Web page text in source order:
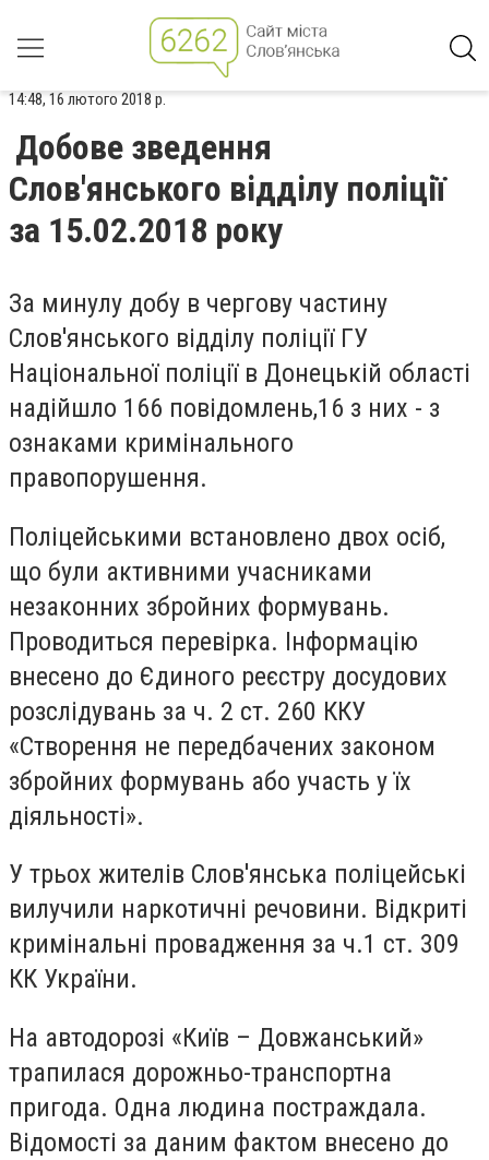
14:48, 16 лютого 2018 р.
Добове зведення
Слов'янського відділу поліції
за 15.02.2018 року
За минулу добу в чергову частину
Слов'янського відділу поліції ГУ
Національної поліції в Донецькій області
надійшло 166 повідомлень,16 з них - з
ознаками кримінального
правопорушення.
Поліцейськими встановлено двох осіб,
що були активними учасниками
незаконних збройних формувань.
Проводиться перевірка. Інформацію
внесено до Єдиного реєстру досудових
розслідувань за ч. 2 ст. 260 ККУ
«Створення не передбачених законом
збройних формувань або участь у їх
діяльності».
У трьох жителів Слов'янська поліцейські
вилучили наркотичні речовини. Відкриті
кримінальні провадження за ч.1 ст. 309
КК України.
На автодорозі «Київ – Довжанський»
трапилася дорожньо-транспортна
пригода. Одна людина постраждала.
Відомості за даним фактом внесено до